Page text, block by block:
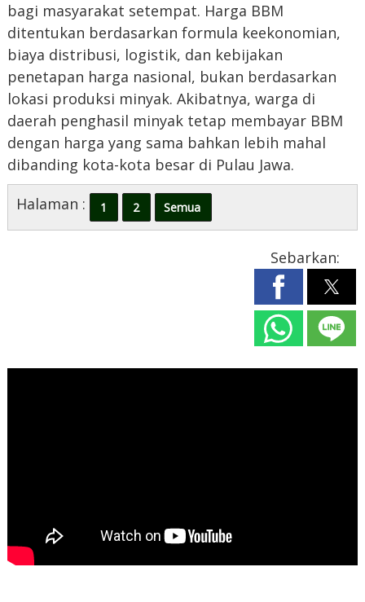
bagi masyarakat setempat. Harga BBM
ditentukan berdasarkan formula keekonomian,
biaya distribusi, logistik, dan kebijakan
penetapan harga nasional, bukan berdasarkan
lokasi produksi minyak. Akibatnya, warga di
daerah penghasil minyak tetap membayar BBM
dengan harga yang sama bahkan lebih mahal
dibanding kota-kota besar di Pulau Jawa.
Halaman :
1 2 Semua
Sebarkan: